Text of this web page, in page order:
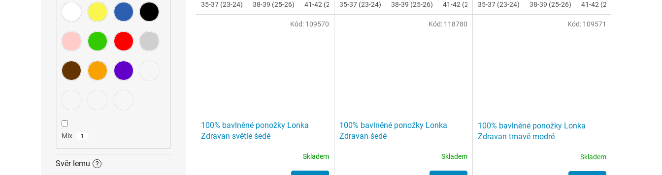
Mix 1
Svěr lemu ?
35-37 (23-24)
38-39 (25-26) 41-42 (27-28) 43-45 (29-30) 46-48 (31-32)
35-37 (23-24)
38-39 (25-26) 41-42 (27-28) 43-45 (29-30) 46-48 (31-32)
35-37 (23-24)
38-39 (25-26) 41-42 (27-28)
100% bavlněné ponožky Lonka
Zdravan světle šedé
Skladem
Kód: 109570
100% bavlněné ponožky Lonka
Zdravan šedé
Skladem
Kód: 118780
100% bavlněné ponožky Lonka
Zdravan tmavě modré
Skladem
Kód: 109571